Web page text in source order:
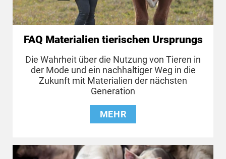
FAQ Materialien tierischen Ursprungs
Die Wahrheit über die Nutzung von Tieren in
der Mode und ein nachhaltiger Weg in die
Zukunft mit Materialien der nächsten
Generation
MEHR